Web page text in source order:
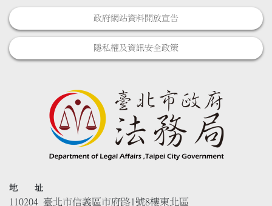
政府網站資料開放宣告
隱私權及資訊安全政策
地 址
110204 臺北市信義區市府路1號8樓東北區